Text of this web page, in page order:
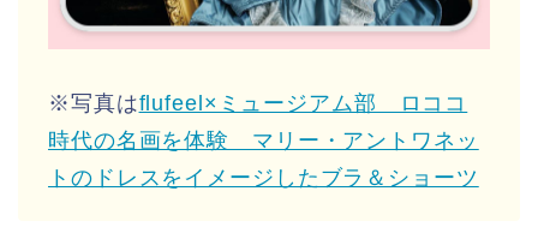
※写真はflufeel×ミュージアム部 ロココ
時代の名画を体験 マリー・アントワネッ
トのドレスをイメージしたブラ＆ショーツ